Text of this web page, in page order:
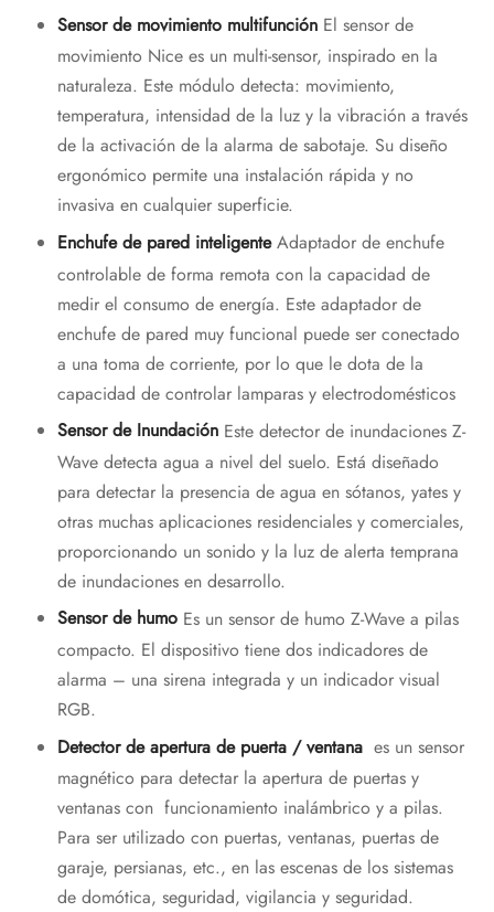
Sensor de movimiento multifunciónEl sensor de
movimiento Nice es un multi-sensor, inspirado en la
naturaleza. Este módulo detecta: movimiento,
temperatura, intensidad de la luz y la vibración a través
de la activación de la alarma de sabotaje. Su diseño
ergonómico permite una instalación rápida y no
invasiva en cualquier superficie.
Enchufe de pared inteligenteAdaptador de enchufe
controlable de forma remota con la capacidad de
medir el consumo de energía. Este adaptador de
enchufe de pared muy funcional puede ser conectado
a una toma de corriente, por lo que le dota de la
capacidad de controlar lamparas y electrodomésticos
Sensor de InundaciónEste detector de inundaciones Z-
Wave detecta agua a nivel del suelo. Está diseñado
para detectar la presencia de agua en sótanos, yates y
otras muchas aplicaciones residenciales y comerciales,
proporcionando un sonido y la luz de alerta temprana
de inundaciones en desarrollo.
Sensor de humoEs un sensor de humo Z-Wave a pilas
compacto. El dispositivo tiene dos indicadores de
alarma – una sirena integrada y un indicador visual
RGB.
Detector de apertura de puerta / ventanaes un sensor
magnético para detectar la apertura de puertas y
ventanas con funcionamiento inalámbrico y a pilas.
Para ser utilizado con puertas, ventanas, puertas de
garaje, persianas, etc., en las escenas de los sistemas
de domótica, seguridad, vigilancia y seguridad.